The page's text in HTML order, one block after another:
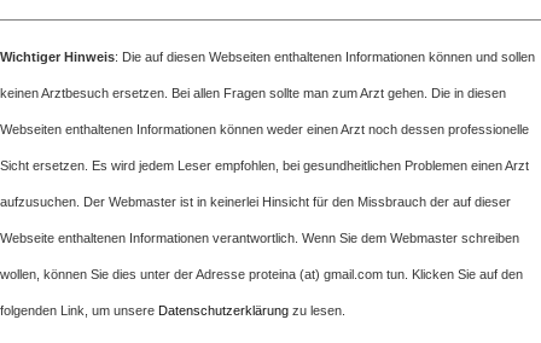
Wichtiger Hinweis: Die auf diesen Webseiten enthaltenen Informationen können und sollen
keinen Arztbesuch ersetzen. Bei allen Fragen sollte man zum Arzt gehen. Die in diesen
Webseiten enthaltenen Informationen können weder einen Arzt noch dessen professionelle
Sicht ersetzen. Es wird jedem Leser empfohlen, bei gesundheitlichen Problemen einen Arzt
aufzusuchen. Der Webmaster ist in keinerlei Hinsicht für den Missbrauch der auf dieser
Webseite enthaltenen Informationen verantwortlich. Wenn Sie dem Webmaster schreiben
wollen, können Sie dies unter der Adresse proteina (at) gmail.com tun. Klicken Sie auf den
folgenden Link, um unsere Datenschutzerklärung zu lesen.